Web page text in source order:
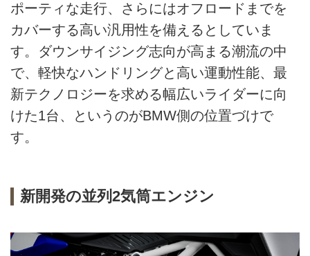
ポーティな走行、さらにはオフロードまでを
カバーする高い汎用性を備えるとしていま
す。ダウンサイジング志向が高まる潮流の中
で、軽快なハンドリングと高い運動性能、最
新テクノロジーを求める幅広いライダーに向
けた1台、というのがBMW側の位置づけで
す。
新開発の並列2気筒エンジン